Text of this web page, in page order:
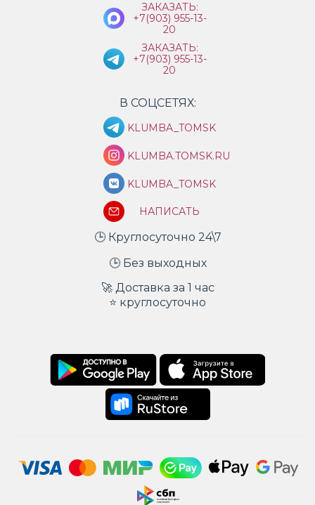
ЗАКАЗАТЬ:
+7(903) 955-13-
20
ЗАКАЗАТЬ:
+7(903) 955-13-
20
В СОЦСЕТЯХ:
KLUMBA_TOMSK
KLUMBA.TOMSK.RU
KLUMBA_TOMSK
НАПИСАТЬ
🕒 Круглосуточно 24\7
🕒 Без выходных
🚀 Доставка за 1 час
⭐ круглосуточно